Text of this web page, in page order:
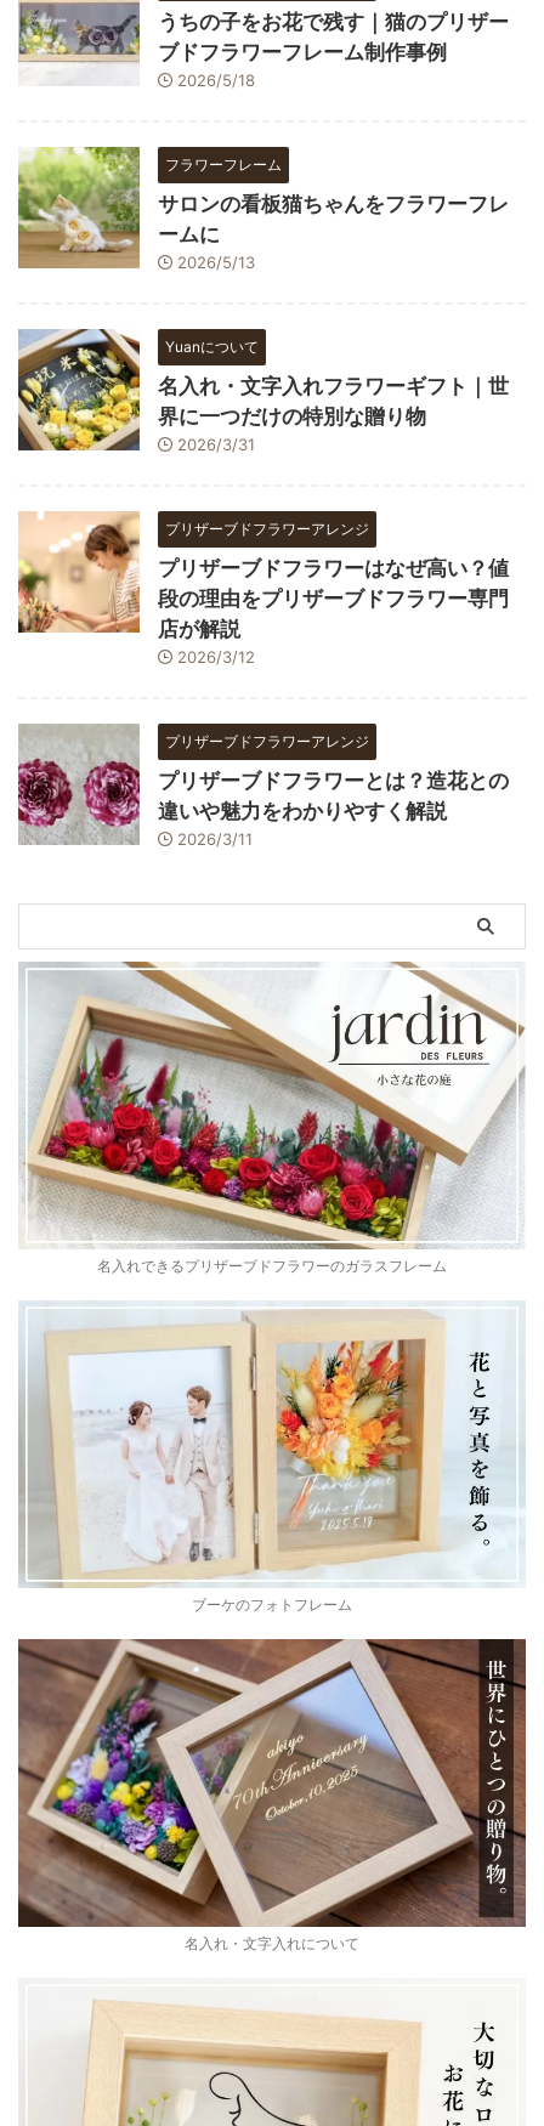
うちの子をお花で残す｜猫のプリザー
ブドフラワーフレーム制作事例
2026/5/18
フラワーフレーム
サロンの看板猫ちゃんをフラワーフレ
ームに
2026/5/13
Yuanについて
名入れ・文字入れフラワーギフト｜世
界に一つだけの特別な贈り物
2026/3/31
プリザーブドフラワーアレンジ
プリザーブドフラワーはなぜ高い？値
段の理由をプリザーブドフラワー専門
店が解説
2026/3/12
プリザーブドフラワーアレンジ
プリザーブドフラワーとは？造花との
違いや魅力をわかりやすく解説
2026/3/11
名入れできるプリザーブドフラワーのガラスフレーム
ブーケのフォトフレーム
名入れ・文字入れについて